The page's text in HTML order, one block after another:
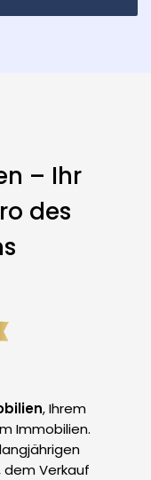
– Ihr
des
, Ihrem
Immobilien.
dem Verkauf